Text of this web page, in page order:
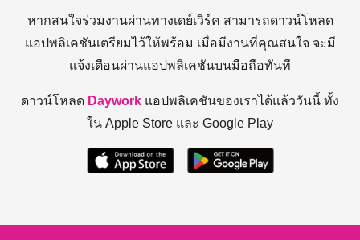
หากสนใจร่วมงานผ่านทางเดย์เวิร์ค สามารถดาวน์โหลด
แอปพลิเคชันเตรียมไว้ให้พร้อม เมื่อมีงานที่คุณสนใจ จะมี
แจ้งเตือนผ่านแอปพลิเคชันบนมือถือทันที
ดาวน์โหลด Daywork แอปพลิเคชันของเราได้แล้ววันนี้ ทั้ง
ใน Apple Store และ Google Play